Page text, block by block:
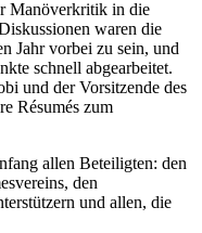
Manöverkritik in die
waren die
Jahr vorbei zu sein, und
schnell abgearbeitet.
und der Vorsitzende des
Résumés zum
allen Beteiligten: den
den
und allen, die